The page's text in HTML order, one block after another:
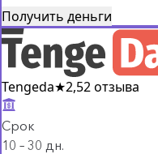
Получить деньги
Tengeda★2,52 отзыва
Срок
10 – 30 дн.